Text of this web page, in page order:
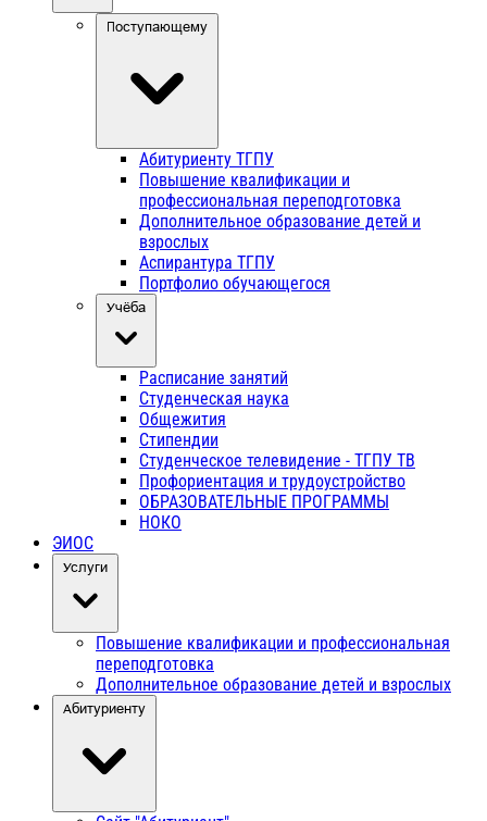
Поступающему
Абитуриенту ТГПУ
Повышение квалификации и
профессиональная переподготовка
Дополнительное образование детей и
взрослых
Аспирантура ТГПУ
Портфолио обучающегося
Учёба
Расписание занятий
Студенческая наука
Общежития
Стипендии
Студенческое телевидение - ТГПУ ТВ
Профориентация и трудоустройство
ОБРАЗОВАТЕЛЬНЫЕ ПРОГРАММЫ
НОКО
ЭИОС
Услуги
Повышение квалификации и профессиональная
переподготовка
Дополнительное образование детей и взрослых
Абитуриенту